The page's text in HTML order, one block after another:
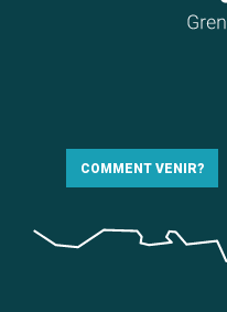
COMMENT VENIR?